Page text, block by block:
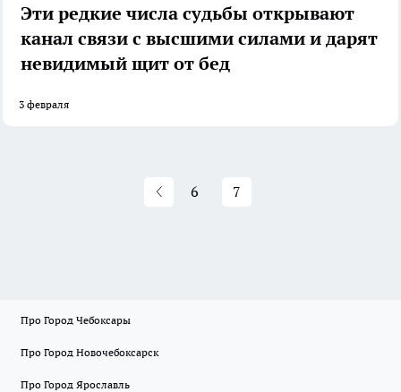
Эти редкие числа судьбы открывают
канал связи с высшими силами и дарят
невидимый щит от бед
3 февраля
6 7
Про Город Чебоксары
Про Город Новочебоксарск
Про Город Ярославль